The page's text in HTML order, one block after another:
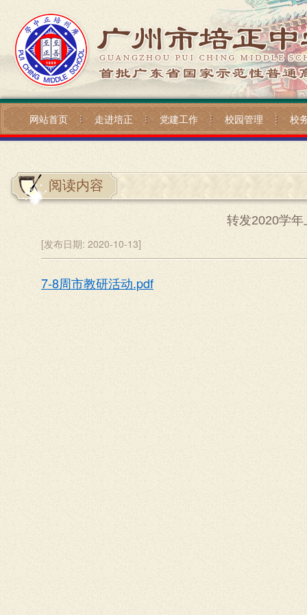
网站首页 走进培正 党建工作 校园管理 校
阅读内容
转发2020学
[发布日期: 2020-10-13]
7-8周市教研活动.pdf